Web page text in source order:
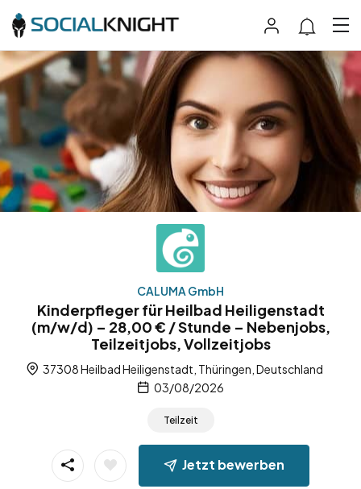
CALUMA GmbH
Kinderpfleger für Heilbad Heiligenstadt
(m/w/d) – 28,00 € / Stunde – Nebenjobs,
Teilzeitjobs, Vollzeitjobs
37308 Heilbad Heiligenstadt, Thüringen, Deutschland
03/08/2026
Teilzeit
Jetzt bewerben